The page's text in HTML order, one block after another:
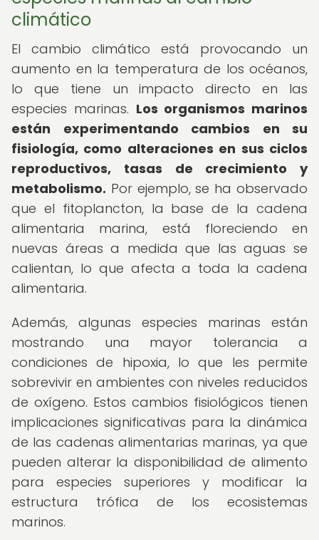
climático
El cambio climático está provocando un
aumento en la temperatura de los océanos,
lo que tiene un impacto directo en las
especies marinas. Los organismos marinos
están experimentando cambios en su
fisiología, como alteraciones en sus ciclos
reproductivos, tasas de crecimiento y
metabolismo. Por ejemplo, se ha observado
que el fitoplancton, la base de la cadena
alimentaria marina, está floreciendo en
nuevas áreas a medida que las aguas se
calientan, lo que afecta a toda la cadena
alimentaria.
Además, algunas especies marinas están
mostrando una mayor tolerancia a
condiciones de hipoxia, lo que les permite
sobrevivir en ambientes con niveles reducidos
de oxígeno. Estos cambios fisiológicos tienen
implicaciones significativas para la dinámica
de las cadenas alimentarias marinas, ya que
pueden alterar la disponibilidad de alimento
para especies superiores y modificar la
estructura trófica de los ecosistemas
marinos.